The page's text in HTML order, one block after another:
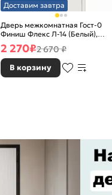
Доставим завтра
Дверь межкомнатная Гост-0
Финиш Флекс Л-14 (Белый),
глухая, каркасно-щитовая
2 270₽2 670 ₽
В корзину